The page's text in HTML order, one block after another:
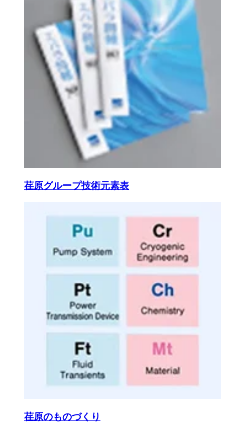
荏原グループ技術元素表
荏原のものづくり